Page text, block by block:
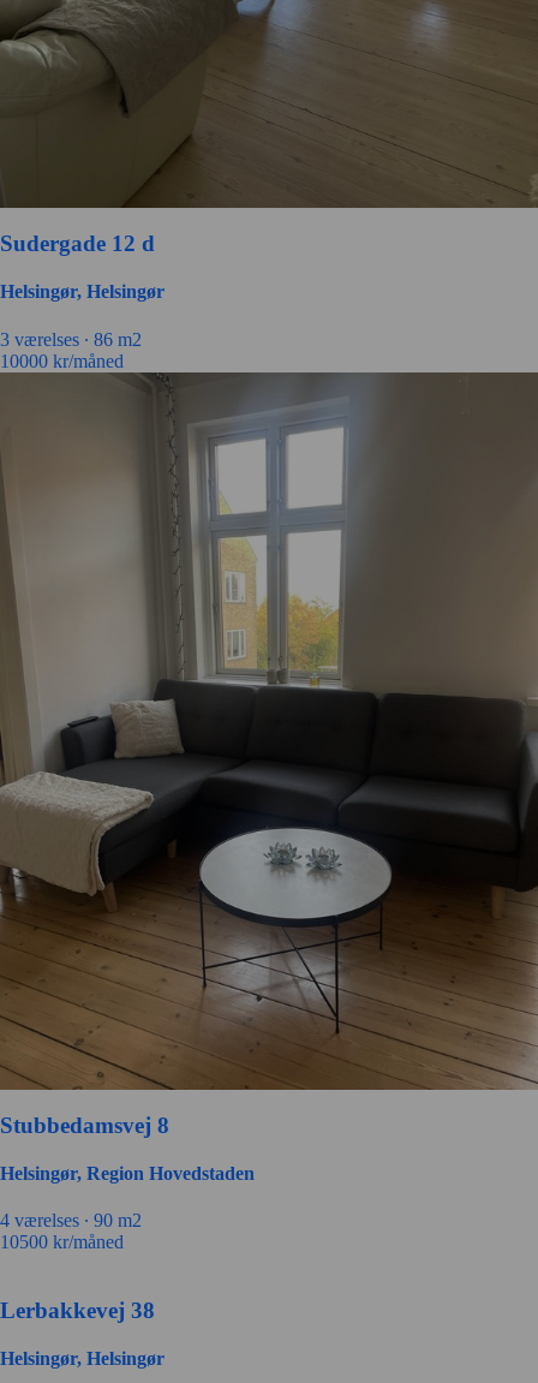
Sudergade 12 d
Helsingør, Helsingør
3 værelses ∙ 86 m2
10000 kr/måned
Stubbedamsvej 8
Helsingør, Region Hovedstaden
4 værelses ∙ 90 m2
10500 kr/måned
Lerbakkevej 38
Helsingør, Helsingør